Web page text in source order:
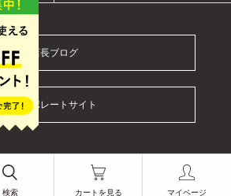
検索 カートを見る マイページ
店長ブログ
コーポレートサイト